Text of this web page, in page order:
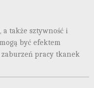
także sztywność i
być efektem
pracy tkanek